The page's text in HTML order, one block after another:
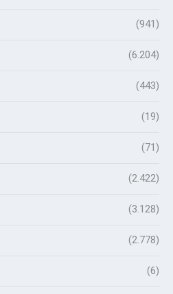
(941)
(6.204)
(443)
(19)
(71)
(2.422)
(3.128)
(2.778)
(6)